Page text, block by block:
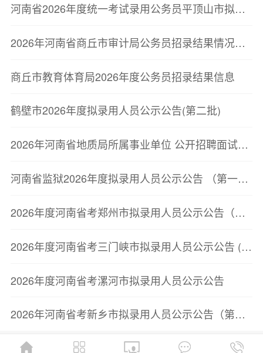
河南省2026年度统一考试录用公务员平顶山市拟录用人员公示公告
2026年河南省商丘市审计局公务员招录结果情况公示
商丘市教育体育局2026年度公务员招录结果信息
鹤壁市2026年度拟录用人员公示公告(第二批)
2026年河南省地质局所属事业单位 公开招聘面试资格确认公告
河南省监狱2026年度拟录用人员公示公告 （第一批）
2026年度河南省考郑州市拟录用人员公示公告（第二批）
2026年度河南省考三门峡市拟录用人员公示公告 (第一批)
2026年度河南省考漯河市拟录用人员公示公告
2026年河南省考新乡市拟录用人员公示公告（第一批）